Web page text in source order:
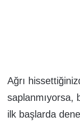
Ağrı
saplanmıyorsa,
ilk başlarda